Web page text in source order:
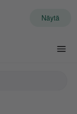
Näytä